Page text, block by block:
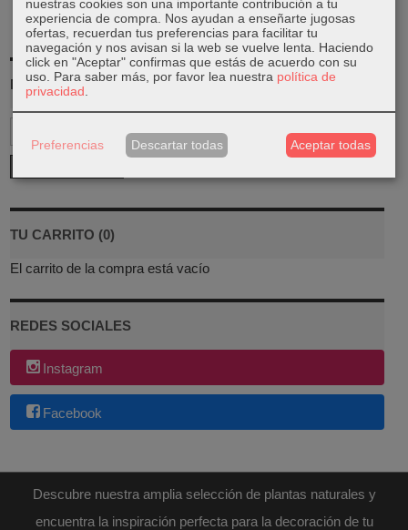
MARCAS
TU CARRITO (0)
El carrito de la compra está vacío
REDES SOCIALES
Instagram
Facebook
Descubre nuestra amplia selección de plantas naturales y
encuentra la inspiración perfecta para la decoración de tu
nuestras cookies son una importante contribución a tu
experiencia de compra. Nos ayudan a enseñarte jugosas
ofertas, recuerdan tus preferencias para facilitar tu
navegación y nos avisan si la web se vuelve lenta. Haciendo
click en "Aceptar" confirmas que estás de acuerdo con su
uso. Para saber más, por favor lea nuestra política de
privacidad
Preferencias Descartar todas Aceptar todas